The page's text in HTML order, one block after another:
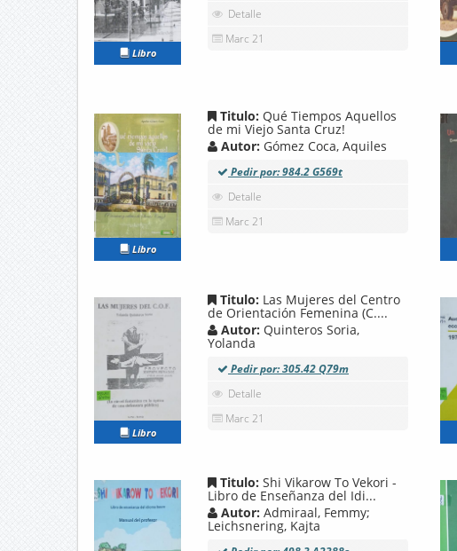
Libro
Detalle
Marc 21
Libro
Titulo: Qué Tiempos Aquellos
de mi Viejo Santa Cruz!
Autor: Gómez Coca, Aquiles
Pedir por: 984.2 G569t
Detalle
Marc 21
Libro
Titulo: Las Mujeres del Centro
de Orientación Femenina (C....
Autor: Quinteros Soria,
Yolanda
Pedir por: 305.42 Q79m
Detalle
Marc 21
Titulo: Shi Vikarow To Vekori -
Libro de Enseñanza del Idi...
Autor: Admiraal, Femmy;
Leichsnering, Kajta